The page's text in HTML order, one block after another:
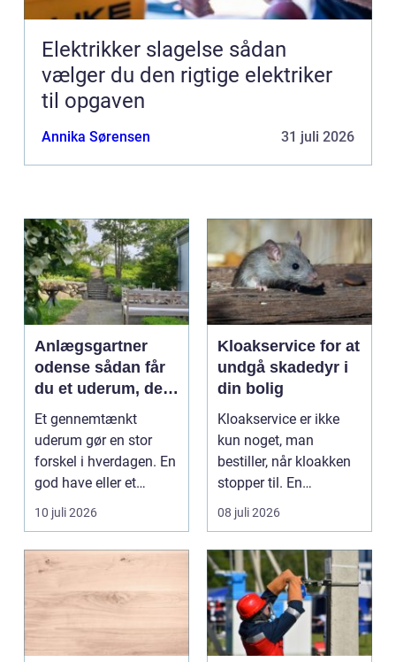
Elektrikker slagelse sådan
vælger du den rigtige elektriker
til opgaven
Annika Sørensen 31 juli 2026
Anlægsgartner
odense sådan får
du et uderum, der
holder i mange år
Et gennemtænkt
uderum gør en stor
forskel i hverdagen. En
god have eller et
velplejet fællesareal
gi...
10 juli 2026
Kloakservice for at
undgå skadedyr i
din bolig
Kloakservice er ikke
kun noget, man
bestiller, når kloakken
stopper til. En
systematisk gennem...
08 juli 2026